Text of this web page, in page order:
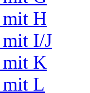
mit H
mit I/J
mit K
mit L